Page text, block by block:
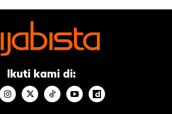
Ikuti kami di: